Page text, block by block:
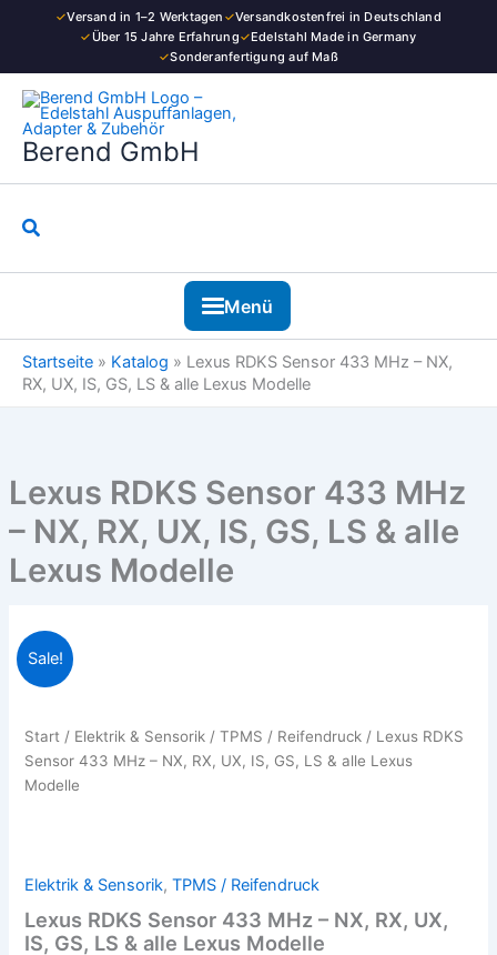
✓Versand in 1–2 Werktagen ✓Versandkostenfrei in Deutschland
✓Über 15 Jahre Erfahrung✓Edelstahl Made in Germany
✓Sonderanfertigung auf Maß
Berend GmbH
Suchen
Menü
Startseite » Katalog » Lexus RDKS Sensor 433 MHz – NX,
RX, UX, IS, GS, LS & alle Lexus Modelle
Lexus RDKS Sensor 433 MHz
– NX, RX, UX, IS, GS, LS & alle
Lexus Modelle
Sale!
Start / Elektrik & Sensorik /TPMS / Reifendruck / Lexus RDKS
Sensor 433 MHz – NX, RX, UX, IS, GS, LS & alle Lexus
Modelle
Elektrik & Sensorik,TPMS / Reifendruck
Lexus RDKS Sensor 433 MHz – NX, RX, UX,
IS, GS, LS & alle Lexus Modelle
war:
36,00€
ist:
28,00€.
Lexus
RDKS
Sensor
MHz
–
NX,
LS
&
alle